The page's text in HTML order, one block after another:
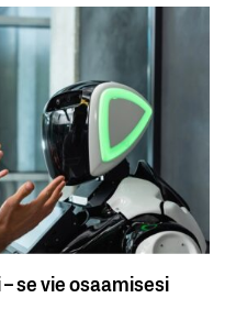
se vie osaamisesi